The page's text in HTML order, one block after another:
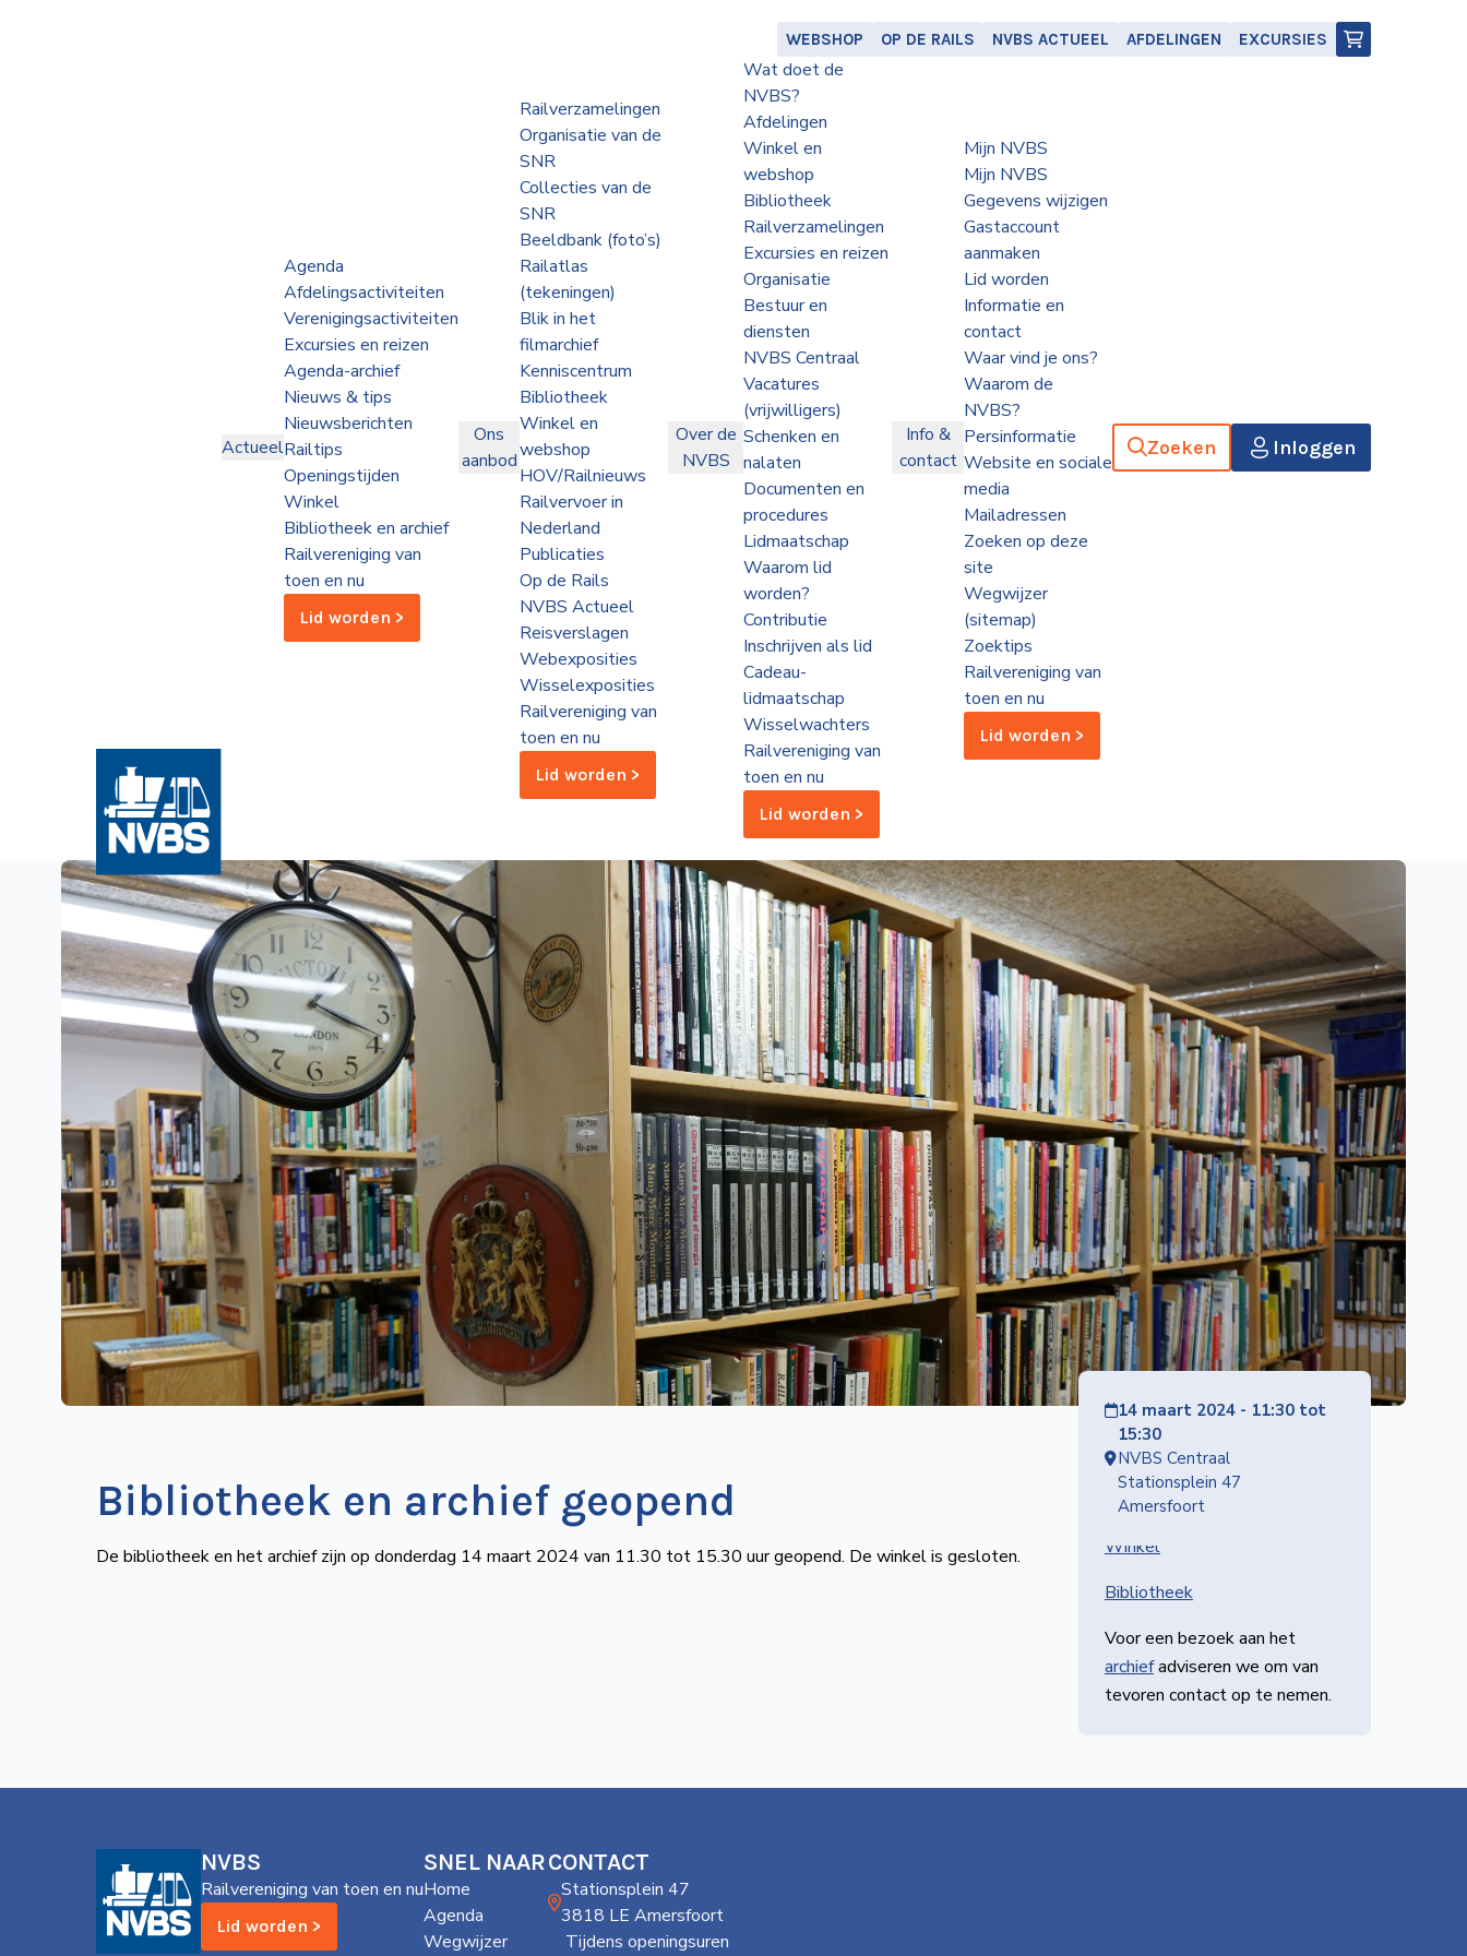
WEBSHOP OP DE RAILS NVBS ACTUEEL AFDELINGEN EXCURSIES
Actueel
Agenda
Afdelingsactiviteiten
Verenigingsactiviteiten
Excursies en reizen
Agenda-archief
Nieuws & tips
Nieuwsberichten
Railtips
Openingstijden
Winkel
Bibliotheek en archief
Railvereniging van
toen en nu
Lid worden >
Ons
aanbod
Railverzamelingen
Organisatie van de
SNR
Collecties van de
SNR
Beeldbank (foto’s)
Railatlas
(tekeningen)
Blik in het
filmarchief
Kenniscentrum
Bibliotheek
Winkel en
webshop
HOV/Railnieuws
Railvervoer in
Nederland
Publicaties
Op de Rails
NVBS Actueel
Reisverslagen
Webexposities
Wisselexposities
Railvereniging van
toen en nu
Lid worden >
Over de
NVBS
Wat doet de
NVBS?
Afdelingen
Winkel en
webshop
Bibliotheek
Railverzamelingen
Excursies en reizen
Organisatie
Bestuur en
diensten
NVBS Centraal
Vacatures
(vrijwilligers)
Schenken en
nalaten
Documenten en
procedures
Lidmaatschap
Waarom lid
worden?
Contributie
Inschrijven als lid
Cadeau-
lidmaatschap
Wisselwachters
Railvereniging van
toen en nu
Lid worden >
Info &
contact
Mijn NVBS
Mijn NVBS
Gegevens wijzigen
Gastaccount
aanmaken
Lid worden
Informatie en
contact
Waar vind je ons?
Waarom de
NVBS?
Persinformatie
Website en sociale
media
Mailadressen
Zoeken op deze
site
Wegwijzer
(sitemap)
Zoektips
Railvereniging van
toen en nu
Lid worden >
Zoeken Inloggen
14 maart 2024 - 11:30 tot
15:30
NVBS Centraal
Stationsplein 47
Amersfoort
Bibliotheek en archief geopend
De bibliotheek en het archief zijn op donderdag 14 maart 2024 van 11.30 tot 15.30 uur geopend. De winkel is gesloten.
IN NVBS CENTRAAL
Winkel
Bibliotheek
Voor een bezoek aan het
archiefadviseren we om van
tevoren contact op te nemen.
NVBS
Railvereniging van toen en nu
Lid worden >
SNEL NAAR
Home
Agenda
Wegwijzer
CONTACT
Stationsplein 47
3818 LE Amersfoort
Tijdens openingsuren